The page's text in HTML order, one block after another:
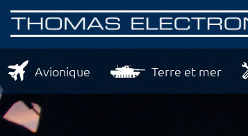
Avionique Terre et mer